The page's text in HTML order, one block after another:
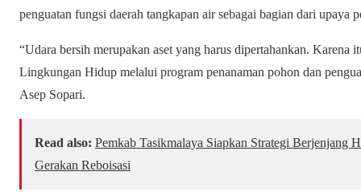
penguatan fungsi daerah tangkapan air sebagai bagian dari upaya
“Udara bersih merupakan aset yang harus dipertahankan. Karena
Lingkungan Hidup melalui program penanaman pohon dan
Asep Sopari.
Read also: Pemkab Tasikmalaya Siapkan Strategi Berjenjang
Gerakan Reboisasi